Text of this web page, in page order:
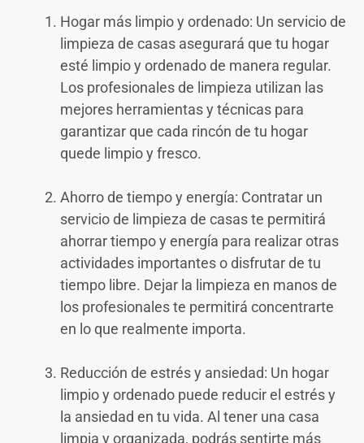
Hogar más limpio y ordenado: Un servicio de
limpieza de casas asegurará que tu hogar
esté limpio y ordenado de manera regular.
Los profesionales de limpieza utilizan las
mejores herramientas y técnicas para
garantizar que cada rincón de tu hogar
quede limpio y fresco.
Ahorro de tiempo y energía: Contratar un
servicio de limpieza de casas te permitirá
ahorrar tiempo y energía para realizar otras
actividades importantes o disfrutar de tu
tiempo libre. Dejar la limpieza en manos de
los profesionales te permitirá concentrarte
en lo que realmente importa.
Reducción de estrés y ansiedad: Un hogar
limpio y ordenado puede reducir el estrés y
la ansiedad en tu vida. Al tener una casa
limpia y organizada, podrás sentirte más